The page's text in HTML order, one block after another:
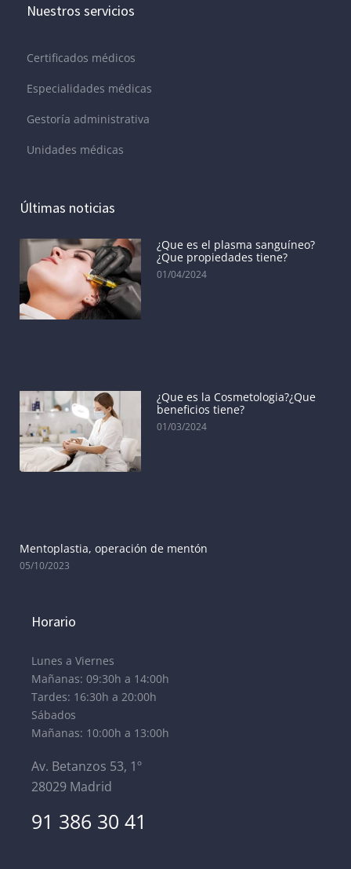
Nuestros servicios
Certificados médicos
Especialidades médicas
Gestoría administrativa
Unidades médicas
Últimas noticias
¿Que es el plasma sanguíneo?
¿Que propiedades tiene?
01/04/2024
¿Que es la Cosmetologia?¿Que
beneficios tiene?
01/03/2024
Mentoplastia, operación de mentón
05/10/2023
Horario
Lunes a Viernes
Mañanas: 09:30h a 14:00h
Tardes: 16:30h a 20:00h
Sábados
Mañanas: 10:00h a 13:00h
Av. Betanzos 53, 1º
28029 Madrid
91 386 30 41